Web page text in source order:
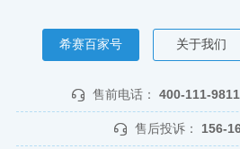
希赛百家号 关于我们
售前电话： 400-111-9811
售后投诉： 156-